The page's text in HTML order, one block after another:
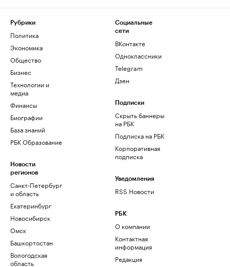
Рубрики
Политика
Экономика
Общество
Бизнес
Технологии и
медиа
Финансы
Биографии
База знаний
РБК Образование
Новости
регионов
Санкт-Петербург
и область
Екатеринбург
Новосибирск
Омск
Башкортостан
Вологодская
область
Социальные
сети
ВКонтакте
Одноклассники
Telegram
Дзен
Подписки
Скрыть баннеры
на РБК
Подписка на РБК
Корпоративная
подписка
Уведомления
RSS Новости
РБК
О компании
Контактная
информация
Редакция